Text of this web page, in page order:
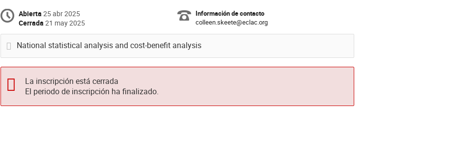
Abierta 25 abr 2025
Cerrada 21 may 2025
Información de contacto
colleen.skeete@eclac.org
National statistical analysis and cost-benefit analysis
La inscripción está cerrada
El periodo de inscripción ha finalizado.